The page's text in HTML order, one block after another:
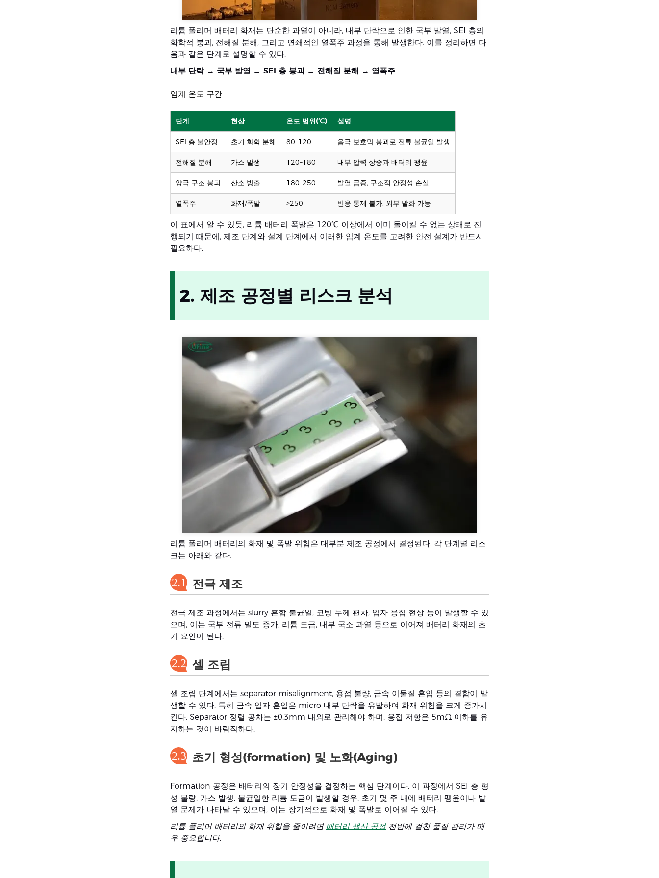
리튬 폴리머 배터리 화재는 단순한 과열이 아니라, 내부 단락으로 인한 국부 발열, SEI 층의
화학적 붕괴, 전해질 분해, 그리고 연쇄적인 열폭주 과정을 통해 발생한다. 이를 정리하면 다
음과 같은 단계로 설명할 수 있다.
내부 단락 → 국부 발열 → SEI 층 붕괴 → 전해질 분해 → 열폭주
임계 온도 구간
단계 현상 온도 범위(℃) 설명
SEI 층 불안정 초기 화학 분해 80–120 음극 보호막 붕괴로 전류 불균일 발생
전해질 분해 가스 발생 120–180 내부 압력 상승과 배터리 팽윤
양극 구조 붕괴 산소 방출 180–250 발열 급증, 구조적 안정성 손실
열폭주 화재/폭발 >250 반응 통제 불가, 외부 발화 가능
이 표에서 알 수 있듯, 리튬 배터리 폭발은 120℃ 이상에서 이미 돌이킬 수 없는 상태로 진
행되기 때문에, 제조 단계와 설계 단계에서 이러한 임계 온도를 고려한 안전 설계가 반드시
필요하다.
2. 제조 공정별 리스크 분석
리튬 폴리머 배터리의 화재 및 폭발 위험은 대부분 제조 공정에서 결정된다. 각 단계별 리스
크는 아래와 같다.
2.1 전극 제조
전극 제조 과정에서는 slurry 혼합 불균일, 코팅 두께 편차, 입자 응집 현상 등이 발생할 수 있
으며, 이는 국부 전류 밀도 증가, 리튬 도금, 내부 국소 과열 등으로 이어져 배터리 화재의 초
기 요인이 된다.
2.2 셀 조립
셀 조립 단계에서는 separator misalignment, 용접 불량, 금속 이물질 혼입 등의 결함이 발
생할 수 있다. 특히 금속 입자 혼입은 micro 내부 단락을 유발하여 화재 위험을 크게 증가시
킨다. Separator 정렬 공차는 ±0.3mm 내외로 관리해야 하며, 용접 저항은 5mΩ 이하를 유
지하는 것이 바람직하다.
2.3 초기 형성(formation) 및 노화(Aging)
Formation 공정은 배터리의 장기 안정성을 결정하는 핵심 단계이다. 이 과정에서 SEI 층 형
성 불량, 가스 발생, 불균일한 리튬 도금이 발생할 경우, 초기 몇 주 내에 배터리 팽윤이나 발
열 문제가 나타날 수 있으며, 이는 장기적으로 화재 및 폭발로 이어질 수 있다.
리튬 폴리머 배터리의 화재 위험을 줄이려면 배터리 생산 공정전반에 걸친 품질 관리가 매
우 중요합니다.